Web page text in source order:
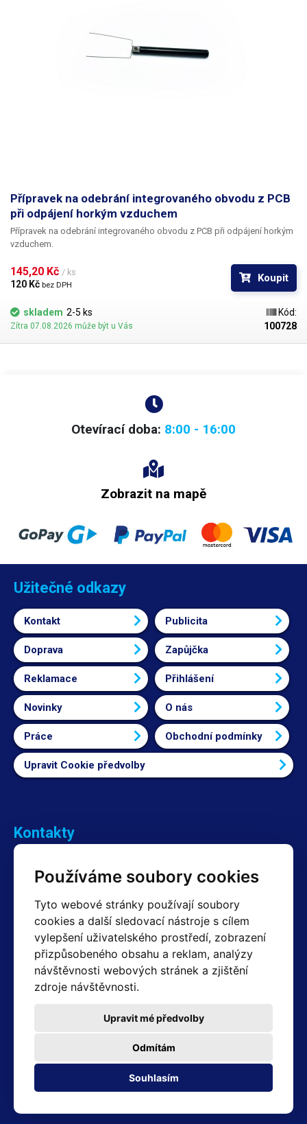
Používáme soubory cookies
Tyto webové stránky používají soubory
cookies a další sledovací nástroje s cílem
vylepšení uživatelského prostředí, zobrazení
přizpůsobeného obsahu a reklam, analýzy
návštěvnosti webových stránek a zjištění
zdroje návštěvnosti.
Souhlasím
Odmítám
Upravit mé předvolby
Přípravek na odebrání integrovaného obvodu z PCB
při odpájení horkým vzduchem
Přípravek na odebrání integrovaného obvodu z PCB při odpájení horkým
vzduchem.
145,20 Kč / ks
120 Kč bez DPH
Koupit
skladem 2-5 ks
Zítra 07.08.2026 může být u Vás
Kód:
100728
Otevírací doba: 8:00 - 16:00
Zobrazit na mapě
Užitečné odkazy
Kontakt Publicita
Doprava Zapůjčka
Reklamace Přihlášení
Novinky O nás
Práce Obchodní podmínky
Upravit Cookie předvolby
Kontakty
+420 603 357 606 +420 605 234 204
Fakturační a expediční oddělení
+420 605 259 759 (Po–Pá: 7:30 – 15:00)
Technické oddělení
+420 603 355 085 (Po–Pá: 8:00 – 16:00)
servis@hotair.cz
Platba jen v hotovosti
Adresa prodejny